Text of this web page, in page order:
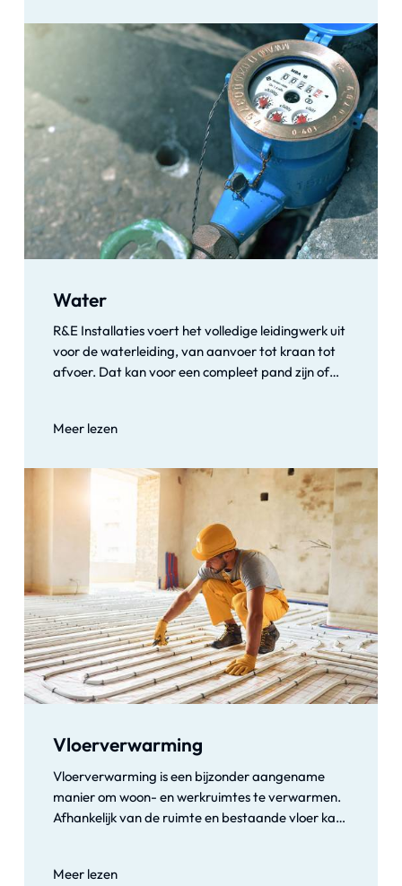
degelijke installatie. Net zo belangrijk is
regelmatig onderhoud van uw gasinstallatie.
Water
R&E Installaties voert het volledige leidingwerk uit
voor de waterleiding, van aanvoer tot kraan tot
afvoer. Dat kan voor een compleet pand zijn of
nodig hebt, wij zorgen dat het er komt! Wij
hierover graag advies. Minder kalk in het water
voorkomt kalkaanslag op sanitair, kranen en
wanden.
Meer lezen
Vloerverwarming
Vloerverwarming is een bijzonder aangename
manier om woon- en werkruimtes te verwarmen.
Afhankelijk van de ruimte en bestaande vloer kan
sleuven. Wij maken een legplan en installeren alle
Meer lezen